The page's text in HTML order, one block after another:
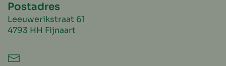
Postadres
Leeuwerikstraat 61
4793 HH Fijnaart